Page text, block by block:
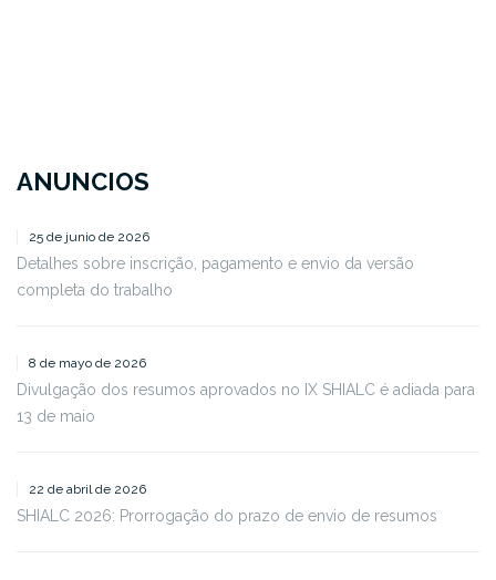
ANUNCIOS
25 de junio de 2026
Detalhes sobre inscrição, pagamento e envio da versão
completa do trabalho
8 de mayo de 2026
Divulgação dos resumos aprovados no IX SHIALC é adiada para
13 de maio
22 de abril de 2026
SHIALC 2026: Prorrogação do prazo de envio de resumos